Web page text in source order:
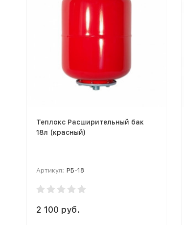
Теплокс Расширительный бак
18л (красный)
Артикул: РБ-18
2 100 руб.